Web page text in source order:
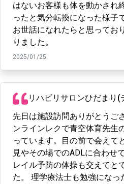
はないお客様も体を動かされ
ったと気分転換になった様子
お世話になれたらと思ってお
りました。
2025/01/25
リハビリサロンひだまり(
先日は施設訪問ありがとうご
ンラインレクで青空体育先生
っています。目の前で会えて
見やその場でのADLに合わせ
レイル予防の体操も交えてと
た。 理学療法士も勉強にな